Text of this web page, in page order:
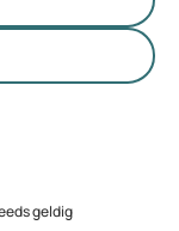
geldig